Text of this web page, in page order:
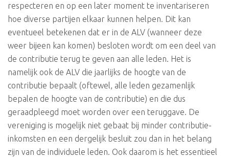
respecteren en op een later moment te inventariseren
hoe diverse partijen elkaar kunnen helpen. Dit kan
eventueel betekenen dat er in de ALV (wanneer deze
weer bijeen kan komen) besloten wordt om een deel van
de contributie terug te geven aan alle leden. Het is
namelijk ook de ALV die jaarlijks de hoogte van de
contributie bepaalt (oftewel, alle leden gezamenlijk
bepalen de hoogte van de contributie) en die dus
geraadpleegd moet worden over een teruggave. De
vereniging is mogelijk niet gebaat bij minder contributie-
inkomsten en een dergelijk besluit zou dan in het belang
zijn van de individuele leden. Ook daarom is het essentieel